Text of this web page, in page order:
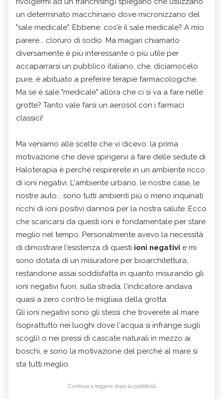
un determinato macchinario dove micronizzano del
"sale medicale". Ebbene: cos'è il sale medicale? A mio
parere... cloruro di sodio. Ma magari chiamarlo
diversamente è più interessante o più utile per
accaparrarsi un pubblico italiano, che, diciamocelo
pure, è abituato a preferire terapie farmacologiche.
Ma se è sale "medicale" allora che ci si va a fare nelle
grotte? Tanto vale farsi un aerosol con i farmaci
classici!
Ma veniamo alle scelte che vi dicevo: la prima
motivazione che deve spingervi a fare delle sedute di
Haloterapia è perché respirerete in un ambiente ricco
di ioni negativi. L'ambiente urbano, le nostre case, le
nostre auto... sono tutti ambienti più o meno inquinati
ricchi di ioni positivi dannosi per la nostra salute. Ecco
che scaricarsi da questi ioni è fondamentale per stare
meglio nel tempo. Personalmente avevo la necessità
di dimostrare l'esistenza di questi ioni negativi e mi
sono dotata di un misuratore per bioarchitettura,
restandone assai soddisfatta in quanto misurando gli
ioni negativi fuori, sulla strada, l'indicatore andava
quasi a zero contro le migliaia della grotta.
Gli ioni negativi sono gli stessi che troverete al mare
(soprattutto nei luoghi dove l'acqua si infrange sugli
scogli) o nei pressi di cascate naturali in mezzo ai
boschi, e sono la motivazione del perché al mare si
sta tutti meglio.
Continua a leggere dopo la pubblicità